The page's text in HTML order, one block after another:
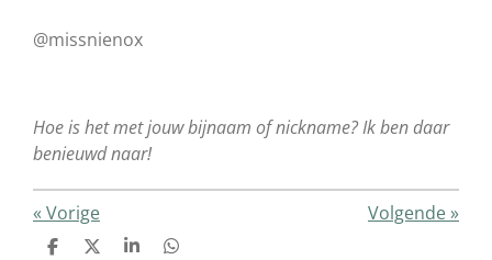
@missnienox
Hoe is het met jouw bijnaam of nickname? Ik ben daar
benieuwd naar!
« Vorige Volgende»
D
D
S
D